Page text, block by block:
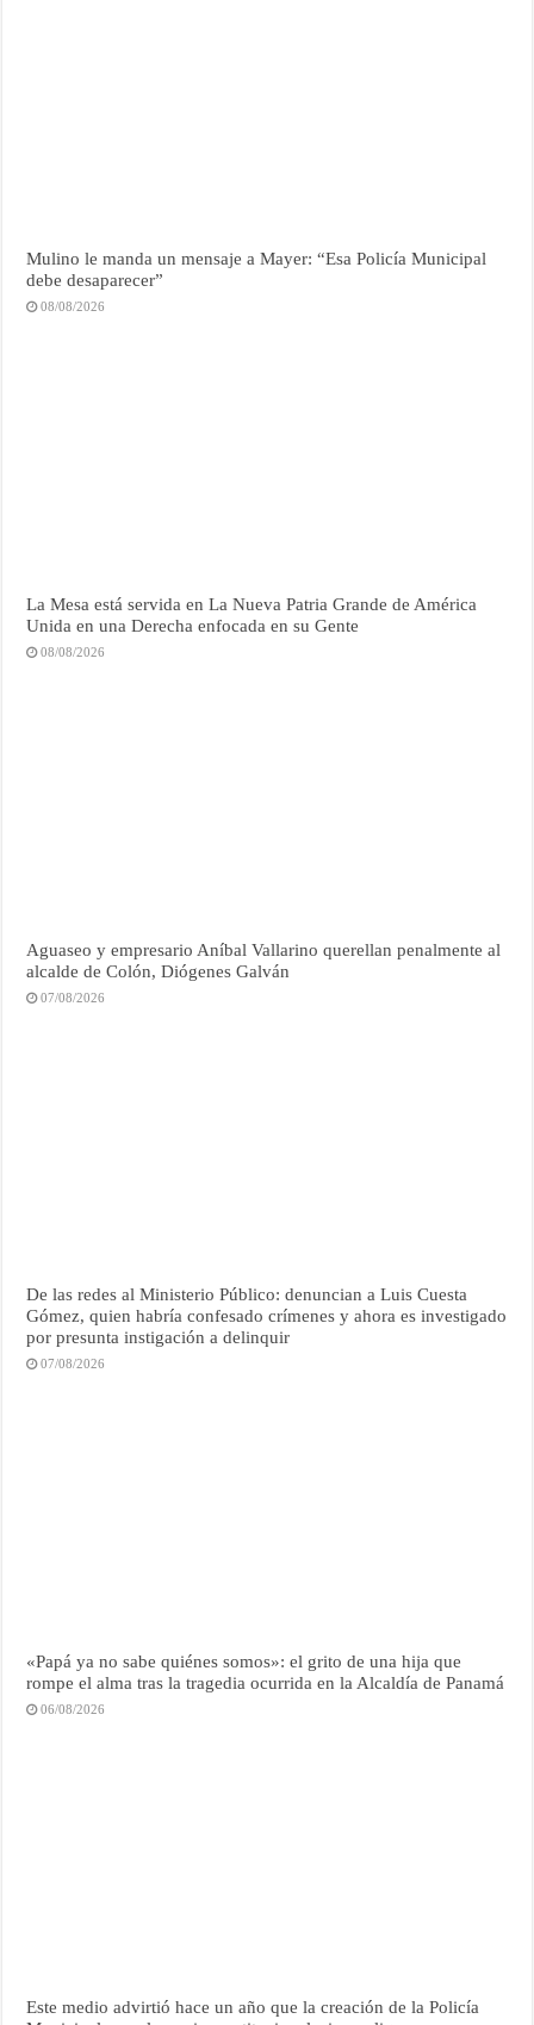
Mulino le manda un mensaje a Mayer: “Esa Policía Municipal
debe desaparecer”
08/08/2026
La Mesa está servida en La Nueva Patria Grande de América
Unida en una Derecha enfocada en su Gente
08/08/2026
Aguaseo y empresario Aníbal Vallarino querellan penalmente al
alcalde de Colón, Diógenes Galván
07/08/2026
De las redes al Ministerio Público: denuncian a Luis Cuesta
Gómez, quien habría confesado crímenes y ahora es investigado
por presunta instigación a delinquir
07/08/2026
«Papá ya no sabe quiénes somos»: el grito de una hija que
rompe el alma tras la tragedia ocurrida en la Alcaldía de Panamá
06/08/2026
Este medio advirtió hace un año que la creación de la Policía